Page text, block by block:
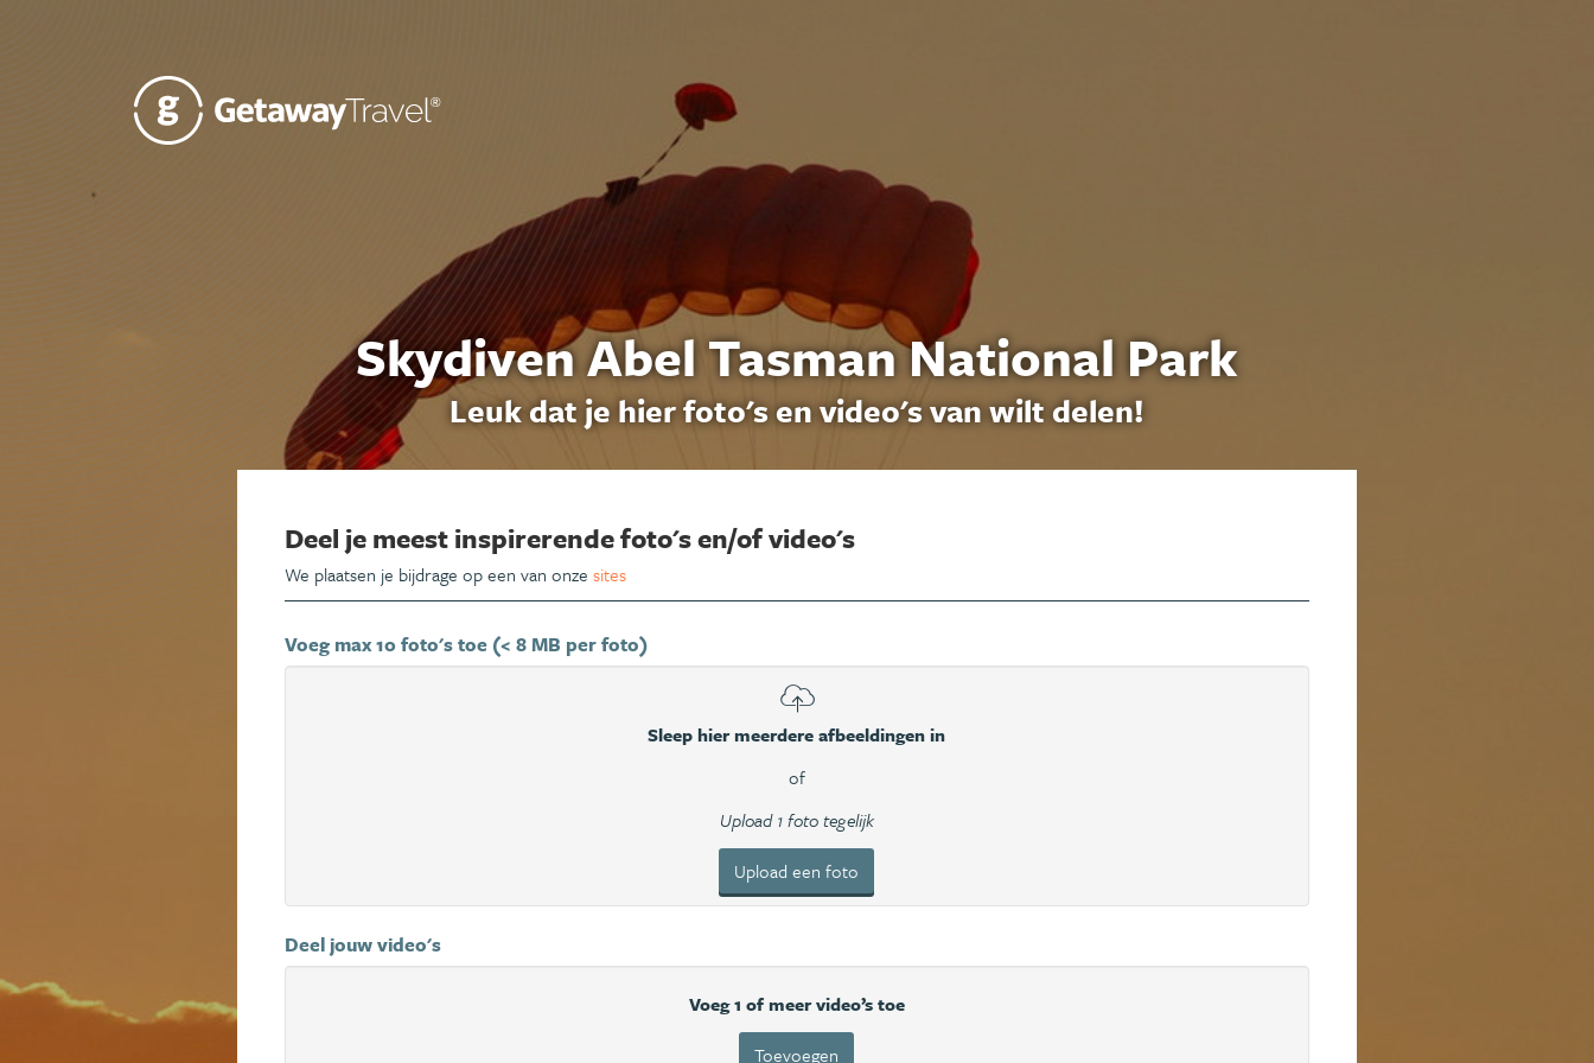
Skydiven Abel Tasman National Park
Leuk dat je hier foto's en video's van wilt delen!
Deel je meest inspirerende foto's en/of video's
We plaatsen je bijdrage op een van onzesites
Voeg max 10 foto's toe (< 8 MB per foto)
Sleep hier meerdere afbeeldingen in
of
Upload 1 foto tegelijk
Upload een foto
Deel jouw video's
Voeg 1 of meer video’s toe
Toevoegen